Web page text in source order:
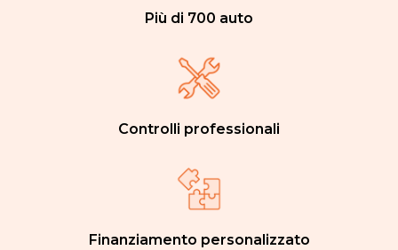
Più di 700 auto
Controlli professionali
Finanziamento personalizzato